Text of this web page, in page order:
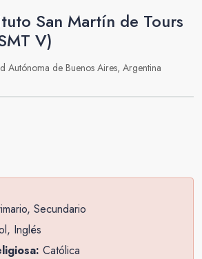
San Martín de Tours
V)
Autónoma de Buenos Aires, Argentina
Secundario
Inglés
Católica